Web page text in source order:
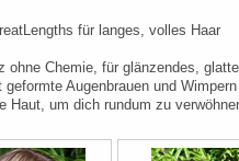
für langes, volles Haar
ohne Chemie, für glänzendes,
geformte Augenbrauen und Wimpern
Haut, um dich rundum zu